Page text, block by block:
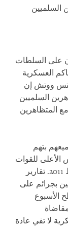
السلميين
على السلطات
العسكرية
ووتش إن
السلميين
المتظاهرين
بتهم
الأعلى للقوات
المسلحة إدارة شئون مصر في 11 فبراير/شباط 2011. تقارير
بجرائم على
الأسبوع
لا تفي عادة